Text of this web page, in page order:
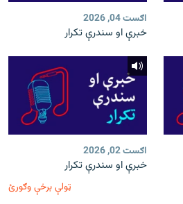
اګست 04, 2026
خبرې او سندرې تکرار
اګست 02, 2026
خبرې او سندرې تکرار
ټولې برخې وګورئ